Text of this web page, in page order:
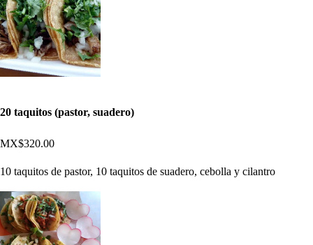
20 taquitos (pastor, suadero)
MX$320.00
10 taquitos de pastor, 10 taquitos de suadero, cebolla y cilantro